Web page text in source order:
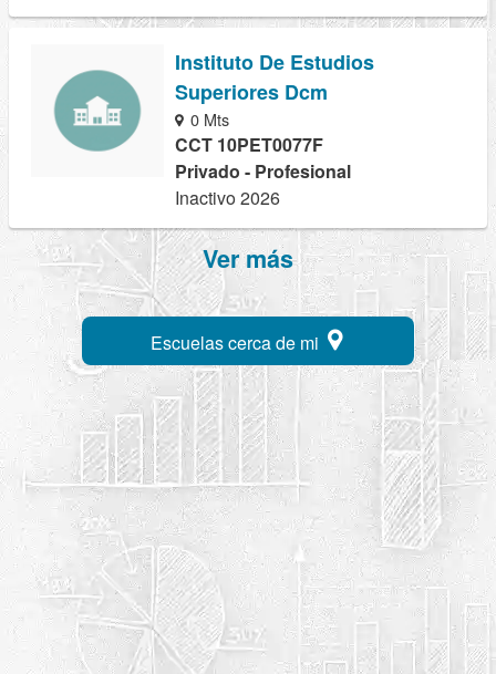
Instituto De Estudios
Superiores Dcm
0 Mts
CCT 10PET0077F
Privado - Profesional
Inactivo 2026
Ver más
Escuelas cerca de mi